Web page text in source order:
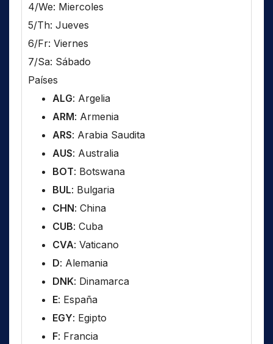
4/We: Miercoles
5/Th: Jueves
6/Fr: Viernes
7/Sa: Sábado
Países
ALG: Argelia
ARM: Armenia
ARS: Arabia Saudita
AUS: Australia
BOT: Botswana
BUL: Bulgaria
CHN: China
CUB: Cuba
CVA: Vaticano
D: Alemania
DNK: Dinamarca
E: España
EGY: Egipto
F: Francia